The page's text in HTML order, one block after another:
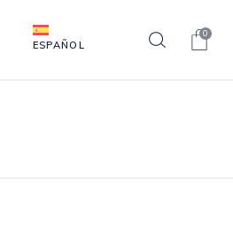
ESPAÑOL
0